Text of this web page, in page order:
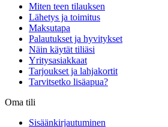
Miten teen tilauksen
Lähetys ja toimitus
Maksutapa
Palautukset ja hyvitykset
Näin käytät tiliäsi
Yritysasiakkaat
Tarjoukset ja lahjakortit
Tarvitsetko lisäapua?
Oma tili
Sisäänkirjautuminen